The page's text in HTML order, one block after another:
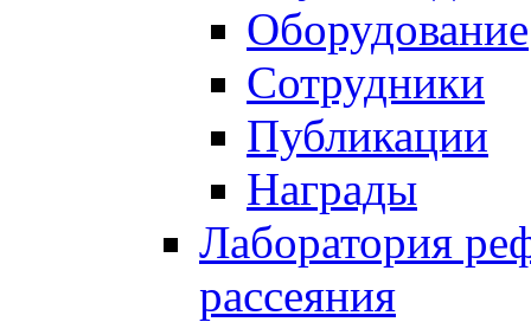
Оборудование
Сотрудники
Публикации
Награды
Лаборатория
рассеяния